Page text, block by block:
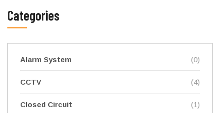
Categories
Alarm System (0)
CCTV (4)
Closed Circuit (1)